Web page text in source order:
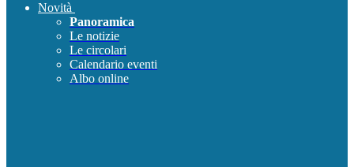
Novità
Panoramica
Le notizie
Le circolari
Calendario eventi
Albo online